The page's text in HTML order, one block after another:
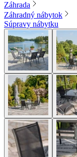
Záhrada
Záhradný nábytok
Súpravy nábytku